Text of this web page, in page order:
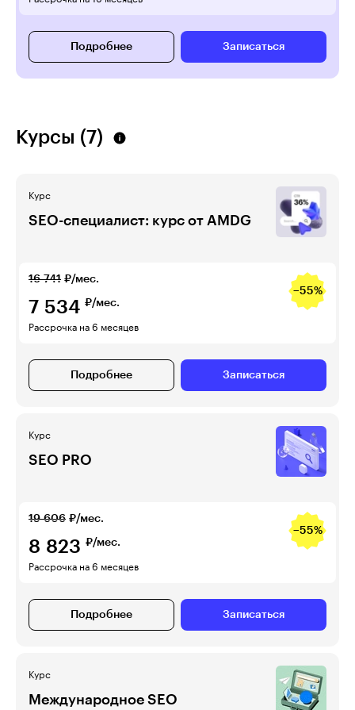
Подробнее Записаться
Курсы (7)
Курс
SEO-специалист: курс от AMDG
16 741 ₽/мес.
−55%
7 534 ₽/мес.
Рассрочка на 6 месяцев
Подробнее Записаться
Курс
SEO PRO
19 606 ₽/мес.
−55%
8 823 ₽/мес.
Рассрочка на 6 месяцев
Подробнее Записаться
Курс
Международное SEO